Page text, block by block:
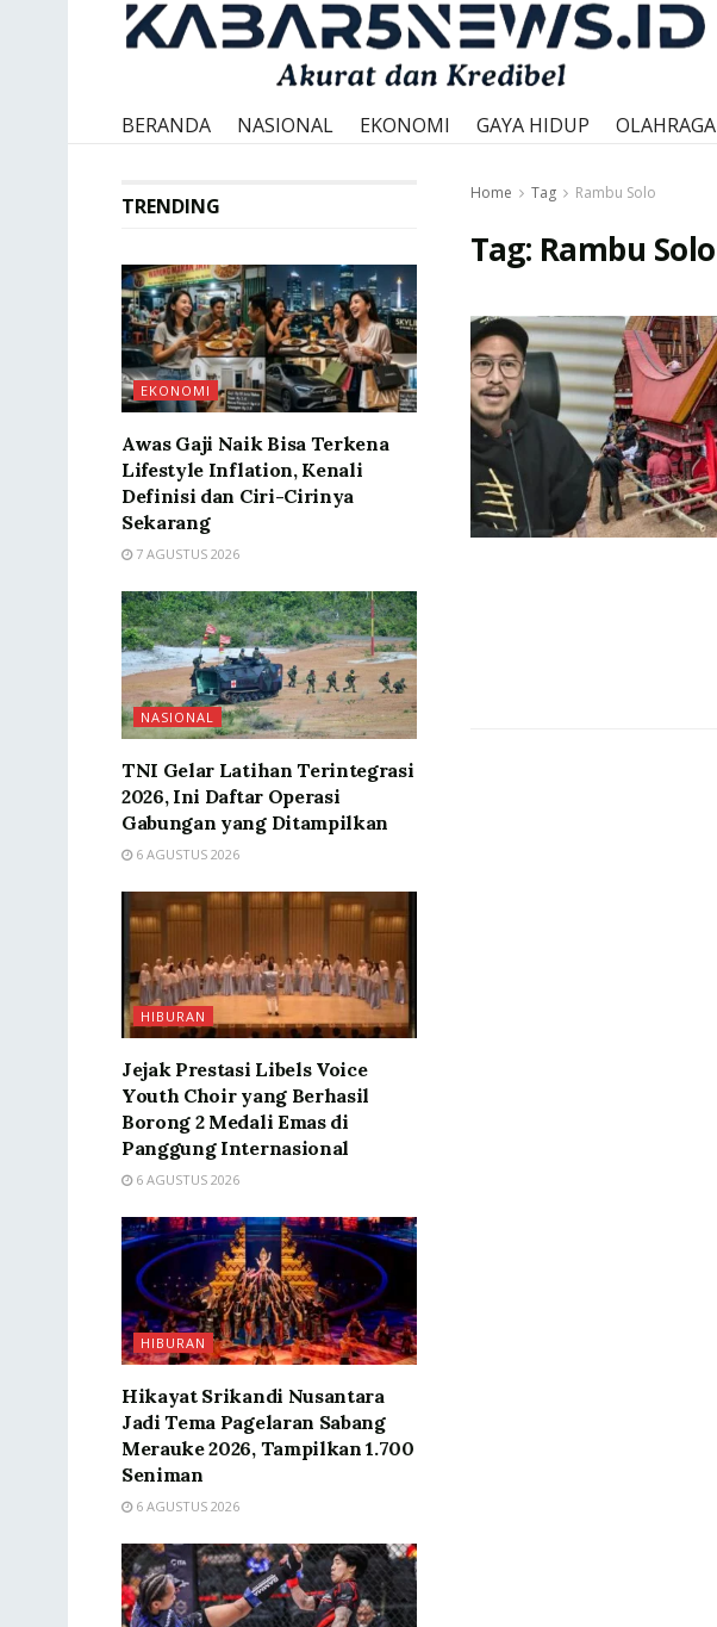
BERANDA NASIONAL EKONOMI GAYA HIDUP OLAHRAGA
Home Tag Rambu Solo
Tag: Rambu Solo
TRENDING
EKONOMI
Awas Gaji Naik Bisa Terkena
Lifestyle Inflation, Kenali
Definisi dan Ciri-Cirinya
Sekarang
7 AGUSTUS 2026
NASIONAL
TNI Gelar Latihan Terintegrasi
2026, Ini Daftar Operasi
Gabungan yang Ditampilkan
6 AGUSTUS 2026
HIBURAN
Jejak Prestasi Libels Voice
Youth Choir yang Berhasil
Borong 2 Medali Emas di
Panggung Internasional
6 AGUSTUS 2026
HIBURAN
Hikayat Srikandi Nusantara
Jadi Tema Pagelaran Sabang
Merauke 2026, Tampilkan 1.700
Seniman
6 AGUSTUS 2026